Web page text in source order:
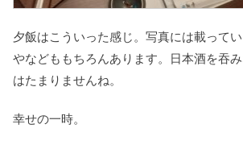
夕飯はこういった感じ。写真には載って
やなどももちろんあります。日本酒を吞
はたまりませんね。
幸せの一時。